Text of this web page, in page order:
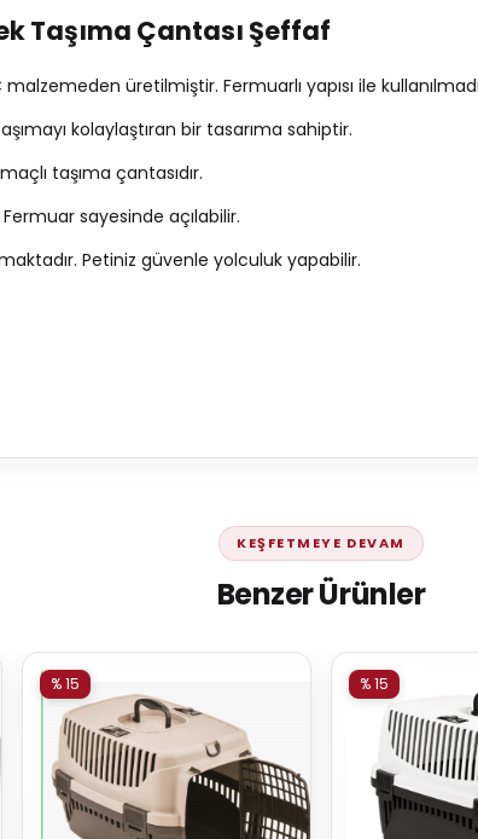
Taşıma Çantası Şeffaf
üretilmiştir. Fermuarlı yapısı ile
kolaylaştıran bir tasarıma sahiptir.
taşıma çantasıdır.
sayesinde açılabilir.
Petiniz güvenle yolculuk yapabilir.
KEŞFETMEYE DEVAM
Benzer Ürünler
% 15 % 15